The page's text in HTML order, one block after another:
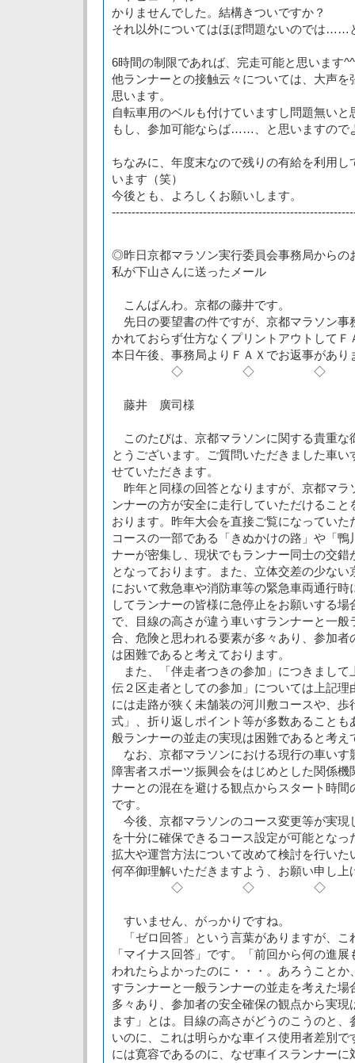
かりませんでした。結構きついですか？
それ以外についてはほぼ問題ないのでは……
6時間の制限であれば、完走可能と思います
他ランナーとの接触云々については、大声を
思います。
自転車用のベルも付けていますし問題無いと
もし、参加可能ならば……、と思いますので
ちなみに、年度末なので残りの有給を利用
います（笑）
今後とも、よろしくお願いします。
◎昨日京都マラソン実行委員会事務局からの
私が下山さんに送ったメール
こんばんわ。京都の藤井です。
先日の要望書の件ですが、京都マラソン事
かれておらず仕方なくプリントアウトしてＦ
本日午後、事務局よりＦＡＸでお返事があり
◇ ◇ ◇
藤井 廣司様
このたびは、京都マラソンに関する貴重な
とうございます。ご質問いただきました車
せていただきます。
昨年と同様の回答となりますが、京都マラ
ンナーの方が安全に走行していただけるこ
おります。昨年大会を直接ご覧になってい
コースの一部である「きぬかけの路」や「
ナーが密集し、現状でもランナー同士の交錯
となっております。また、立体交差の少な
において救急車や消防車等の緊急車両通行
してランナーの皆様に急停止をお願いする
で、目線の高さが違う車いすランナーと一
合、危険と思われる要素が多々あり、参加者
は困難であると考えております。
また、「伴走者つきの参加」につきまして
伝２区走者としての参加」については上記理
には走路が狭く未舗装の河川敷コースや、歩
式」、折り返しポイント等が多数あることも
般ランナーの並走の実現は困難であると考え
なお、京都マラソンにおける現行の車いす
障害者スポーツ振興会をはじめとした関係
ナーとの混在を避ける観点からスタート時間
です。
今後、京都マラソンのコース変更等が実現
を十分に確保できるコース設定が可能とな
拡大や運営方法について改めて検討を行いた
何卒御理解いただきますよう、お願い申し上
◇ ◇ ◇
すいません、がっかりですね。
「ゼロ回答」という言葉がありますが、こ
「マイナス回答」です。「前回から何の進
われたらよかったのに・・・。あろうこと
すランナーと一般ランナーの並走を考えた場
多々あり、参加者の安全確保の観点から実
ます」とは。目線の高さがどうのこうのと
いのに、これは明らかな車イス使用者差別
には寛容であるのに、なぜ車イスランナー